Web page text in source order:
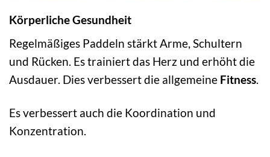
Körperliche Gesundheit
Regelmäßiges Paddeln stärkt Arme, Schultern
und Rücken. Es trainiert das Herz und erhöht die
Ausdauer. Dies verbessert die allgemeine Fitness.
Es verbessert auch die Koordination und
Konzentration.